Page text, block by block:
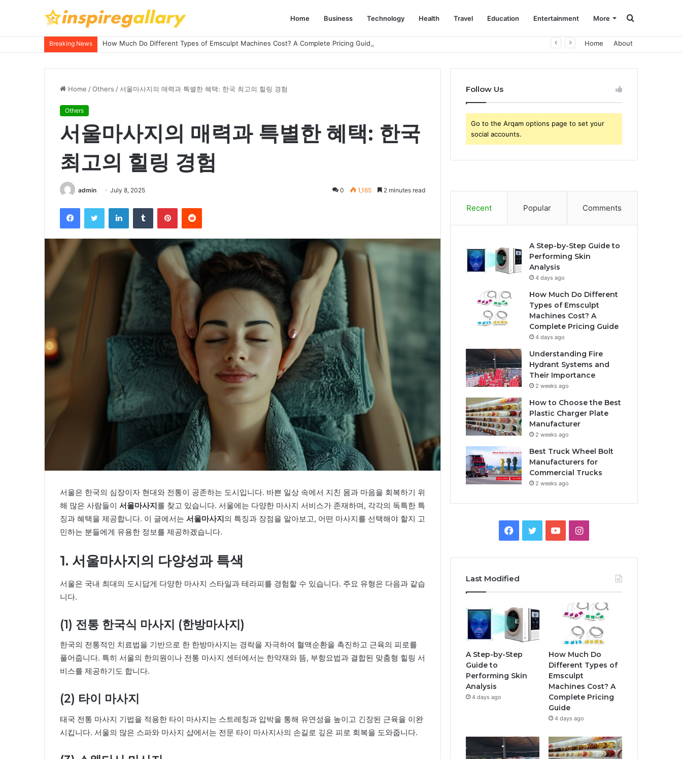
Home Business Technology Health Travel Education Entertainment More Search
for
Breaking News How Much Do Different Types of Emsculpt Machines Cost? A Complete Pricing Guide Home About
Home /Others / 서울마사지의 매력과 특별한 혜택: 한국 최고의 힐링 경험
Others
서울마사지의 매력과 특별한 혜택: 한국
최고의 힐링 경험
admin July 8, 2025 0 1,165 2 minutes read
FacebookTwitter LinkedInTumblr PinterestReddit
서울은 한국의 심장이자 현대와 전통이 공존하는 도시입니다. 바쁜 일상 속에서 지친 몸과 마음을 회복하기 위
해 많은 사람들이 서울마사지를 찾고 있습니다. 서울에는 다양한 마사지 서비스가 존재하며, 각각의 독특한 특
징과 혜택을 제공합니다. 이 글에서는 서울마사지의 특징과 장점을 알아보고, 어떤 마사지를 선택해야 할지 고
민하는 분들에게 유용한 정보를 제공하겠습니다.
1. 서울마사지의 다양성과 특색
서울은 국내 최대의 도시답게 다양한 마사지 스타일과 테라피를 경험할 수 있습니다. 주요 유형은 다음과 같습
니다.
(1) 전통 한국식 마사지 (한방마사지)
한국의 전통적인 치료법을 기반으로 한 한방마사지는 경락을 자극하여 혈액순환을 촉진하고 근육의 피로를
풀어줍니다. 특히 서울의 한의원이나 전통 마사지 센터에서는 한약재와 뜸, 부항요법과 결합된 맞춤형 힐링 서
비스를 제공하기도 합니다.
(2) 타이 마사지
태국 전통 마사지 기법을 적용한 타이 마사지는 스트레칭과 압박을 통해 유연성을 높이고 긴장된 근육을 이완
시킵니다. 서울의 많은 스파와 마사지 샵에서는 전문 타이 마사지사의 손길로 깊은 피로 회복을 도와줍니다.
Follow Us
Go to the Arqam options page to set your
social accounts.
Recent Popular Comments
A Step-by-Step Guide to
Performing Skin
Analysis
4 days ago
How Much Do Different
Types of Emsculpt
Machines Cost? A
Complete Pricing Guide
4 days ago
Understanding Fire
Hydrant Systems and
Their Importance
2 weeks ago
How to Choose the Best
Plastic Charger Plate
Manufacturer
2 weeks ago
Best Truck Wheel Bolt
Manufacturers for
Commercial Trucks
2 weeks ago
Facebook
TwitterYouTubeInstagram
Last Modified
A Step-by-Step
Guide to
Performing Skin
Analysis
4 days ago
How Much Do
Different Types of
Emsculpt
Machines Cost? A
Complete Pricing
Guide
4 days ago